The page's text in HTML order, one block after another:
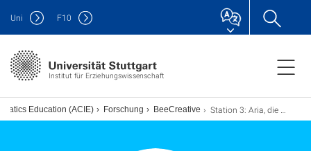
Institut für Erziehungswissenschaft
Uni F10
Education (ACIE) Forschung BeeCreative Station 3: Aria, die graue Langhornbiene